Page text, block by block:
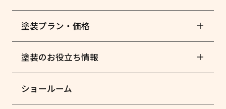
塗装プラン・価格
塗装のお役立ち情報
ショールーム